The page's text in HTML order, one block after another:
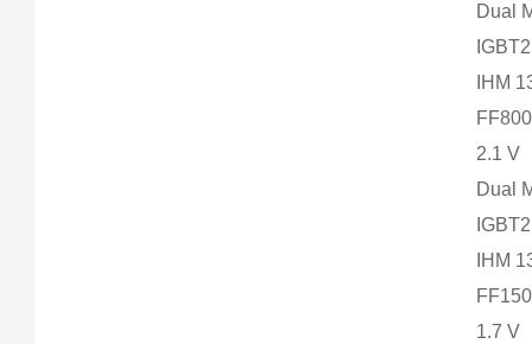
Dual
IHM
2.1 V
Dual
IHM
1.7 V